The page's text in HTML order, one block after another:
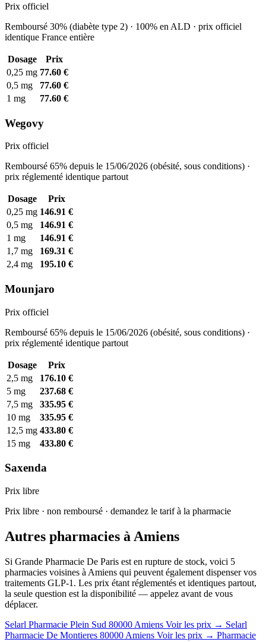
Prix officiel
Remboursé 30% (diabète type 2) · 100% en ALD · prix officiel
identique France entière
Dosage
Prix
0,25 mg 77.60 €
0,5 mg
77.60 €
1 mg
77.60 €
Wegovy
Prix officiel
Remboursé 65% depuis le 15/06/2026 (obésité, sous conditions) ·
prix réglementé identique partout
Dosage
Prix
0,25 mg 146.91 €
0,5 mg
146.91 €
1 mg
146.91 €
1,7 mg
169.31 €
2,4 mg
195.10 €
Mounjaro
Prix officiel
Remboursé 65% depuis le 15/06/2026 (obésité, sous conditions) ·
prix réglementé identique partout
Dosage
Prix
2,5 mg
176.10 €
5 mg
237.68 €
7,5 mg
335.95 €
10 mg
335.95 €
12,5 mg 433.80 €
15 mg
433.80 €
Saxenda
Prix libre
Prix libre · non remboursé · demandez le tarif à la pharmacie
Autres pharmacies à Amiens
Si Grande Pharmacie De Paris est en rupture de stock, voici 5
pharmacies voisines à Amiens qui peuvent également dispenser vos
traitements GLP-1. Les prix étant réglementés et identiques partout,
la seule question est la disponibilité — appelez avant de vous
déplacer.
Selarl Pharmacie Plein Sud 80000 Amiens Voir les prix → Selarl
Pharmacie De Montieres 80000 Amiens Voir les prix → Pharmacie